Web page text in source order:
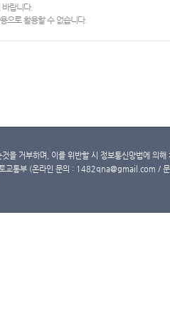
랍니다.
으로 활용할 수 없습니다.
을 거부하며, 이를 위반할 시 정보통신망법에 의
교통부 (온라인 문의 : 1482qna@gmail.com /